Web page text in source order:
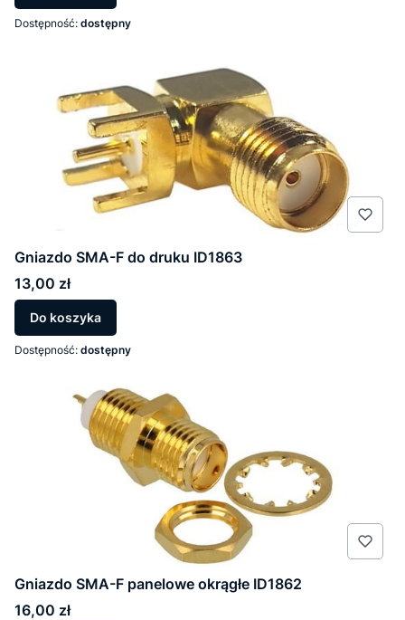
Dostępność: dostępny
Gniazdo SMA-F do druku ID1863
Cena
13,00 zł
Do koszyka
Dostępność: dostępny
Gniazdo SMA-F panelowe okrągłe ID1862
Cena
16,00 zł